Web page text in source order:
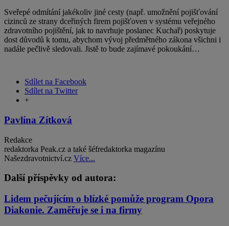
Sveřepé odmítání jakékoliv jiné cesty (např. umožnění pojišťování
cizinců ze strany dceřiných firem pojišťoven v systému veřejného
zdravotního pojištění, jak to navrhuje poslanec Kuchař) poskytuje
dost důvodů k tomu, abychom vývoj předmětného zákona všichni i
nadále pečlivě sledovali. Jistě to bude zajímavé pokoukání…
Sdílet na Facebook
Sdílet na Twitter
+
Pavlína Zítková
Redakce
redaktorka Peak.cz a také šéfredaktorka magazínu
Našezdravotnictví.cz Více...
Další příspěvky od autora:
Lidem pečujícím o blízké pomůže program Opora
Diakonie. Zaměřuje se i na firmy